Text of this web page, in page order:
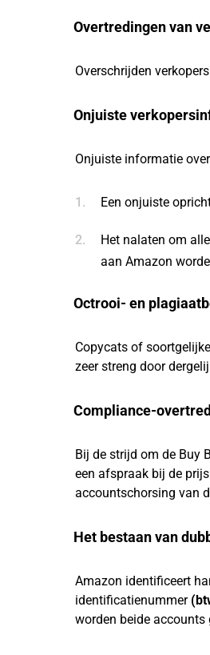
Overtredingen van
Overschrijden
Onjuiste
Onjuiste informatie
Een onjuiste
Het nalaten om
aan Amazon
Octrooi- en
Copycats of
zeer streng door
Compliance-
Bij de strijd om de Buy
een afspraak bij de
accountschorsing van
Het bestaan van
Amazon identificeert
identificatienummer
worden beide accounts